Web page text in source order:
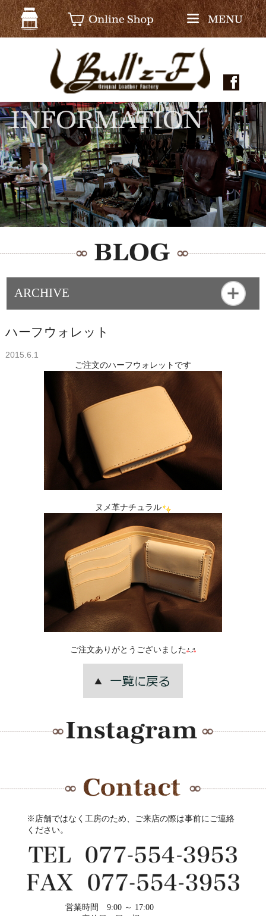
ARCHIVE
ハーフウォレット
2015.6.1
ご注文のハーフウォレットです
ヌメ革ナチュラル
ご注文ありがとうございました
※店舗ではなく工房のため、ご来店の際は事前にご連絡
ください。
営業時間
9:00 ～ 17:00